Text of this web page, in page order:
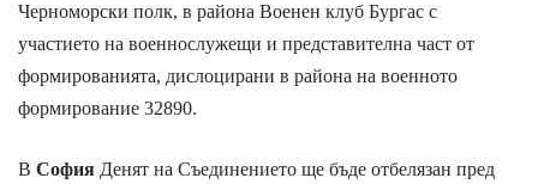
Черноморски полк, в района Военен клуб Бургас с
участието на военнослужещи и представителна част от
формированията, дислоцирани в района на военното
формирование 32890.
В София Денят на Съединението ще бъде отбелязан пред